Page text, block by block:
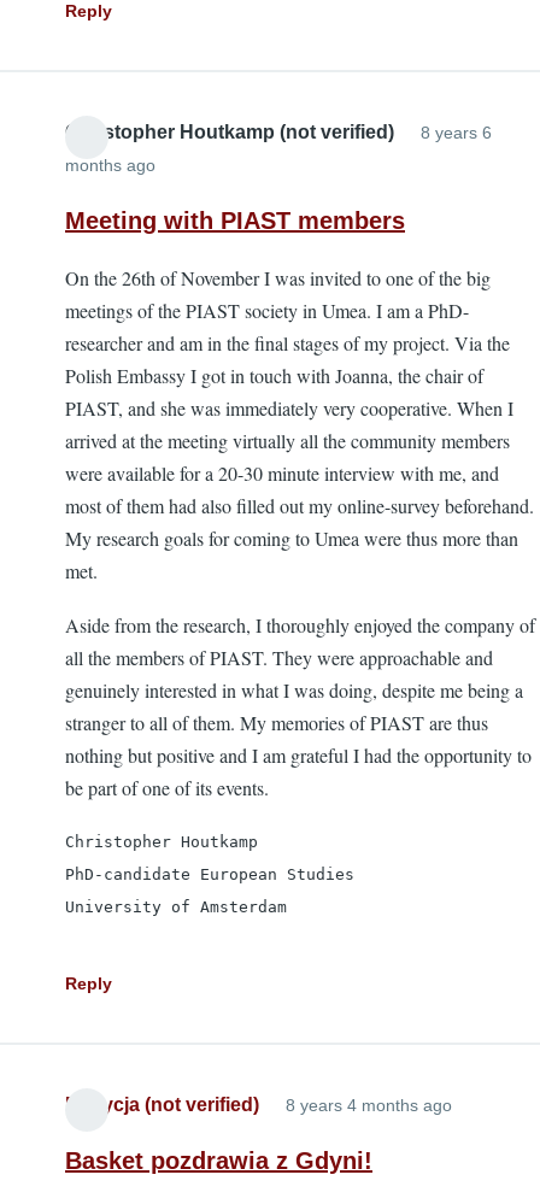
Reply
Christopher Houtkamp (not verified)
8 years 6
months ago
Meeting with PIAST members
On the 26th of November I was invited to one of the big
meetings of the PIAST society in Umea. I am a PhD-
researcher and am in the final stages of my project. Via the
Polish Embassy I got in touch with Joanna, the chair of
PIAST, and she was immediately very cooperative. When I
arrived at the meeting virtually all the community members
were available for a 20-30 minute interview with me, and
most of them had also filled out my online-survey beforehand.
My research goals for coming to Umea were thus more than
met.
Aside from the research, I thoroughly enjoyed the company of
all the members of PIAST. They were approachable and
genuinely interested in what I was doing, despite me being a
stranger to all of them. My memories of PIAST are thus
nothing but positive and I am grateful I had the opportunity to
be part of one of its events.
Christopher Houtkamp
PhD-candidate European Studies
University of Amsterdam
Reply
Patrycja (not verified) 8 years 4 months ago
Basket pozdrawia z Gdyni!